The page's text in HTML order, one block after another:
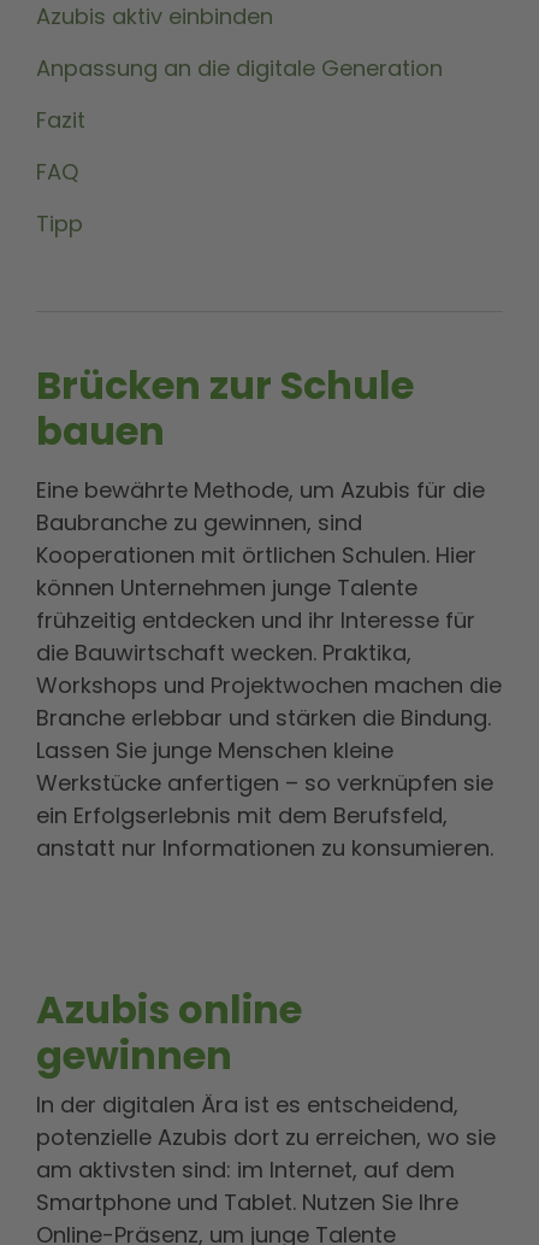
Azubis aktiv einbinden
Anpassung an die digitale Generation
Fazit
FAQ
Tipp
Brücken zur Schule
bauen
Eine bewährte Methode, um Azubis für die
Baubranche zu gewinnen, sind
Kooperationen mit örtlichen Schulen. Hier
können Unternehmen junge Talente
frühzeitig entdecken und ihr Interesse für
die Bauwirtschaft wecken. Praktika,
Workshops und Projektwochen machen die
Branche erlebbar und stärken die Bindung.
Lassen Sie junge Menschen kleine
Werkstücke anfertigen – so verknüpfen sie
ein Erfolgserlebnis mit dem Berufsfeld,
anstatt nur Informationen zu konsumieren.
Azubis online
gewinnen
In der digitalen Ära ist es entscheidend,
potenzielle Azubis dort zu erreichen, wo sie
am aktivsten sind: im Internet, auf dem
Smartphone und Tablet. Nutzen Sie Ihre
Online-Präsenz, um junge Talente